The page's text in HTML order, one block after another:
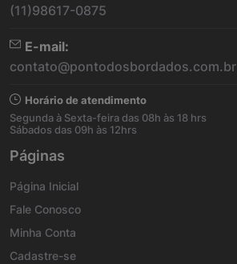
(11)98617-0875
E-mail:
contato@pontodosbordados.com.br
Horário de atendimento
Segunda à Sexta-feira das 08h às 18 hrs
Sábados das 09h às 12hrs
Páginas
Página Inicial
Fale Conosco
Minha Conta
Cadastre-se